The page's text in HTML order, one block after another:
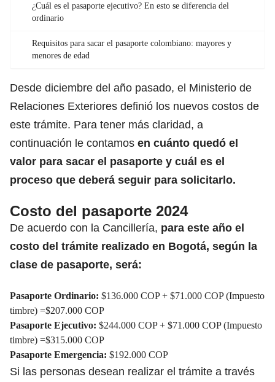
¿Cuál es el pasaporte ejecutivo? En esto se diferencia del
ordinario
Requisitos para sacar el pasaporte colombiano: mayores y
menores de edad
Desde diciembre del año pasado, el Ministerio de
Relaciones Exteriores definió los nuevos costos de
este trámite. Para tener más claridad, a
continuación le contamos en cuánto quedó el
valor para sacar el pasaporte y cuál es el
proceso que deberá seguir para solicitarlo.
Costo del pasaporte 2024
De acuerdo con la Cancillería, para este año el
costo del trámite realizado en Bogotá, según la
clase de pasaporte, será:
Pasaporte Ordinario: $136.000 COP + $71.000 COP (Impuesto
timbre) =$207.000 COP
Pasaporte Ejecutivo: $244.000 COP + $71.000 COP (Impuesto
timbre) =$315.000 COP
Pasaporte Emergencia: $192.000 COP
Si las personas desean realizar el trámite a través